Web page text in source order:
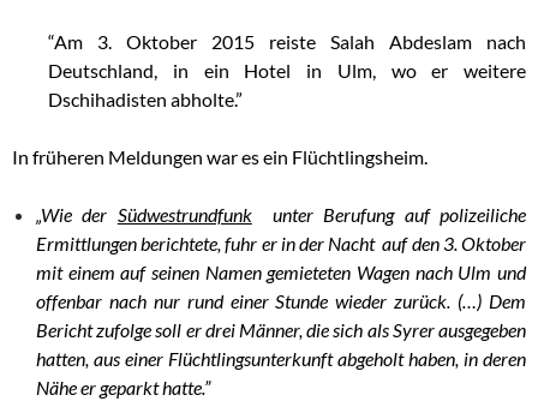
“Am 3. Oktober 2015 reiste Salah Abdeslam nach
Deutschland, in ein Hotel in Ulm, wo er weitere
Dschihadisten abholte.”
In früheren Meldungen war es ein Flüchtlingsheim.
„Wie der Südwestrundfunkunter Berufung auf polizeiliche
Ermittlungen berichtete, fuhr er in der Nacht auf den 3. Oktober
mit einem auf seinen Namen gemieteten Wagen nach Ulm und
offenbar nach nur rund einer Stunde wieder zurück. (…) Dem
Bericht zufolge soll er drei Männer, die sich als Syrer ausgegeben
hatten, aus einer Flüchtlingsunterkunft abgeholt haben, in deren
Nähe er geparkt hatte.”